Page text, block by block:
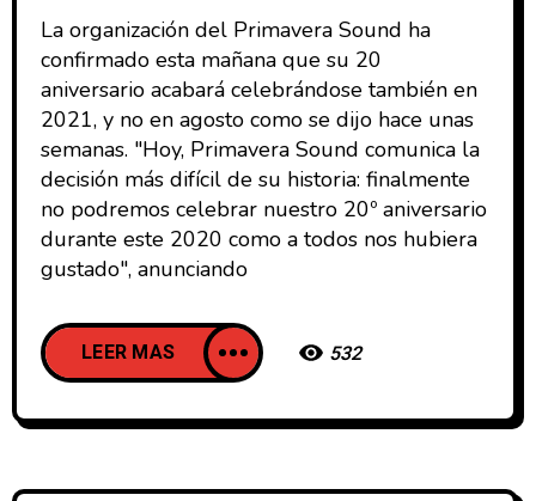
La organización del Primavera Sound ha
confirmado esta mañana que su 20
aniversario acabará celebrándose también en
2021, y no en agosto como se dijo hace unas
semanas. "Hoy, Primavera Sound comunica la
decisión más difícil de su historia: finalmente
no podremos celebrar nuestro 20º aniversario
durante este 2020 como a todos nos hubiera
gustado", anunciando
LEER MAS 532